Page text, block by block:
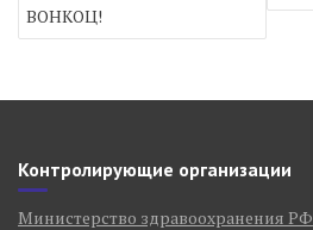
ВОНКОЦ!
Контролирующие организации
Министерство здравоохранения РФ